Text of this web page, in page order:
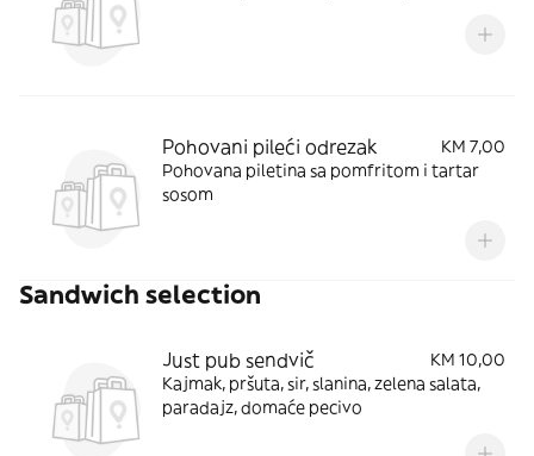
Pohovani pileći odrezak
KM 7,00
Pohovana piletina sa pomfritom i tartar
sosom
Sandwich selection
Just pub sendvič
KM 10,00
Kajmak, pršuta, sir, slanina, zelena salata,
paradajz, domaće pecivo